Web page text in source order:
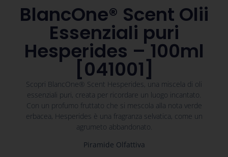
BlancOne® Scent Olii
Essenziali puri
Hesperides – 100ml
[041001]
Scopri BlancOne® Scent Hesperides, una miscela di oli
essenziali puri, creata per ricordare un luogo incantato.
Con un profumo fruttato che si mescola alla nota verde
erbacea, Hesperides è una fragranza selvatica, come un
agrumeto abbandonato.
Piramide Olfattiva